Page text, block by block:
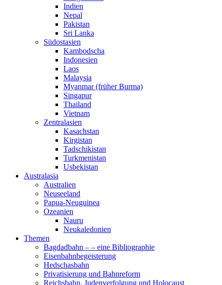
Indien
Nepal
Pakistan
Sri Lanka
Südostasien
Kambodscha
Indonesien
Laos
Malaysia
Myanmar (früher Burma)
Singapur
Thailand
Vietnam
Zentralasien
Kasachstan
Kirgistan
Tadschikistan
Turkmenistan
Usbekistan
Australasia
Australien
Neuseeland
Papua-Neuguinea
Ozeanien
Nauru
Neukaledonien
Themen
Bagdadbahn – – eine Bibliographie
Eisenbahnbegeisterung
Hedschasbahn
Privatisierung und Bahnreform
Reichsbahn, Judenverfolgung und Holocaust